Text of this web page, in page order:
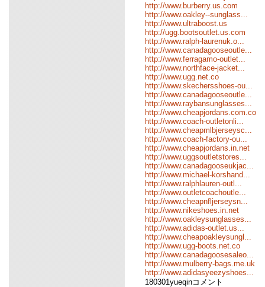
http://www.burberry.us.com
http://www.oakley--sunglass...
http://www.ultraboost.us
http://ugg.bootsoutlet.us.com
http://www.ralph-laurenuk.o...
http://www.canadagooseoutle...
http://www.ferragamo-outlet...
http://www.northface-jacket...
http://www.ugg.net.co
http://www.skechersshoes-ou...
http://www.canadagooseoutle...
http://www.raybansunglasses...
http://www.cheapjordans.com.co
http://www.coach-outletonli...
http://www.cheapmlbjerseysc...
http://www.coach-factory-ou...
http://www.cheapjordans.in.net
http://www.uggsoutletstores...
http://www.canadagooseukjac...
http://www.michael-korshand...
http://www.ralphlauren-outl...
http://www.outletcoachoutle...
http://www.cheapnfljerseysn...
http://www.nikeshoes.in.net
http://www.oakleysunglasses...
http://www.adidas-outlet.us...
http://www.cheapoakleysungl...
http://www.ugg-boots.net.co
http://www.canadagoosesaleo...
http://www.mulberry-bags.me.uk
http://www.adidasyeezyshoes...
180301yueqinコメント